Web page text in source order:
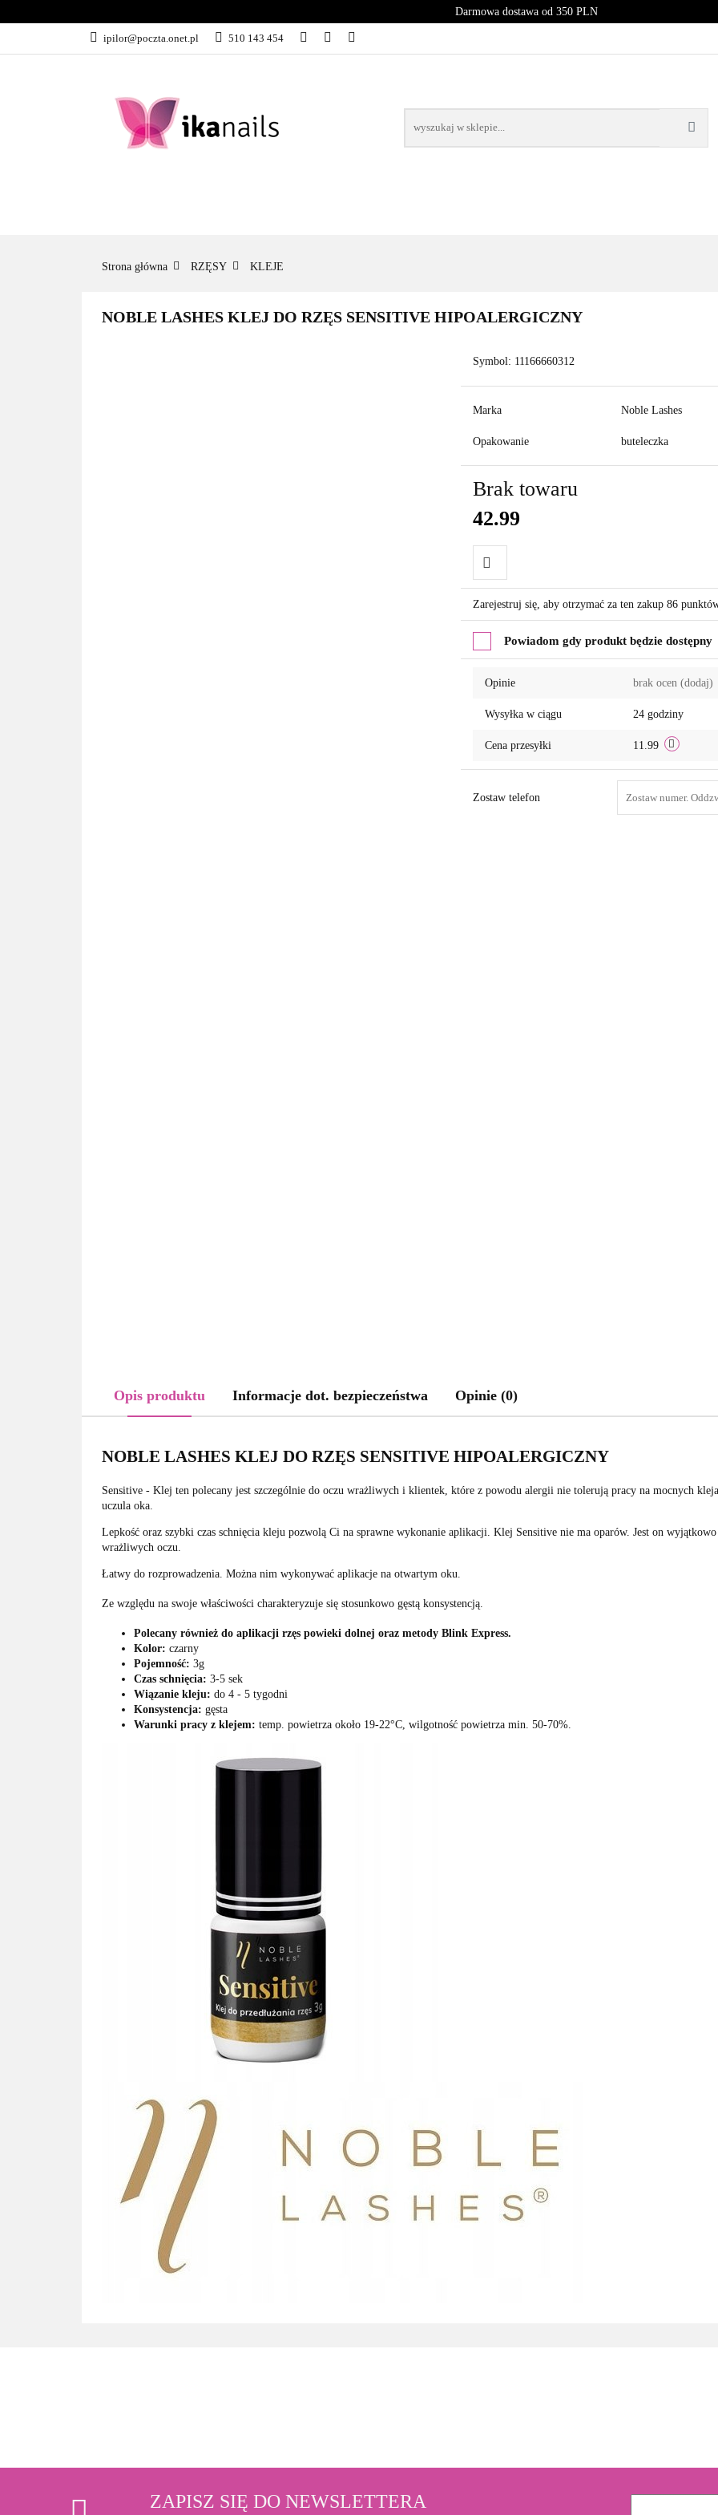
Darmowa dostawa od 350 PLN
ipilor@poczta.onet.pl 510 143 454KATEGORIE
Strona główna RZĘSY KLEJE
NOBLE LASHES KLEJ DO RZĘS SENSITIVE HIPOALERGICZNY
Symbol: 11166660312
Marka Noble Lashes
Opakowanie buteleczka
Brak towaru
42.99
Do
przechowalni
Zarejestruj się, aby otrzymać za ten zakup 86
Powiadom gdy produkt będzie dostępny
Opinie brak ocen (dodaj)
Wysyłka w ciągu 24 godziny
Cena przesyłki 11.99
Zostaw telefon
Opis produktu Informacje dot. bezpieczeństwa Opinie (0)
NOBLE LASHES KLEJ DO RZĘS SENSITIVE HIPOALERGICZNY
Sensitive - Klej ten polecany jest szczególnie do oczu wrażliwych i klientek, które z powodu alergii nie tolerują pracy na mocnych
uczula oka.
Lepkość oraz szybki czas schnięcia kleju pozwolą Ci na sprawne wykonanie aplikacji. Klej Sensitive nie ma oparów. Jest on
wrażliwych oczu.
Łatwy do rozprowadzenia. Można nim wykonywać aplikacje na otwartym oku.
Ze względu na swoje właściwości charakteryzuje się stosunkowo gęstą konsystencją.
Polecany również do aplikacji rzęs powieki dolnej oraz metody Blink Express.
Kolor: czarny
Pojemność: 3g
Czas schnięcia: 3-5 sek
Wiązanie kleju: do 4 - 5 tygodni
Konsystencja: gęsta
Warunki pracy z klejem: temp. powietrza około 19-22°C, wilgotność powietrza min. 50-70%.
ZAPISZ SIĘ DO NEWSLETTERA